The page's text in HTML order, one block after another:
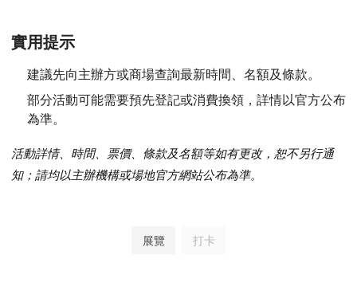
實用提示
建議先向主辦方或商場查詢最新時間、名額及條款。
部分活動可能需要預先登記或消費換領，詳情以官方公布
為準。
活動詳情、時間、票價、條款及名額等如有更改，恕不另行通
知；請均以主辦機構或場地官方網站公布為準。
展覽 打卡